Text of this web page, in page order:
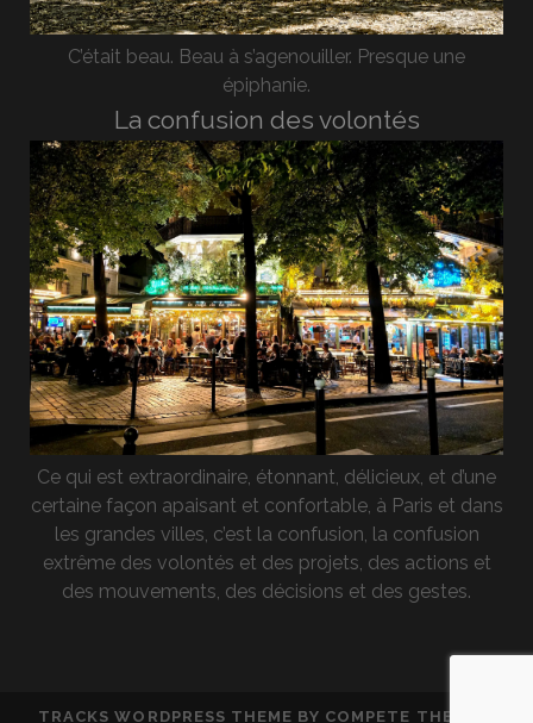
C’était beau. Beau à s’agenouiller. Presque une
épiphanie.
La confusion des volontés
Ce qui est extraordinaire, étonnant, délicieux, et d’une
certaine façon apaisant et confortable, à Paris et dans
les grandes villes, c’est la confusion, la confusion
extrême des volontés et des projets, des actions et
des mouvements, des décisions et des gestes.
TRACKS WORDPRESS THEME BY COMPETE THEMES.